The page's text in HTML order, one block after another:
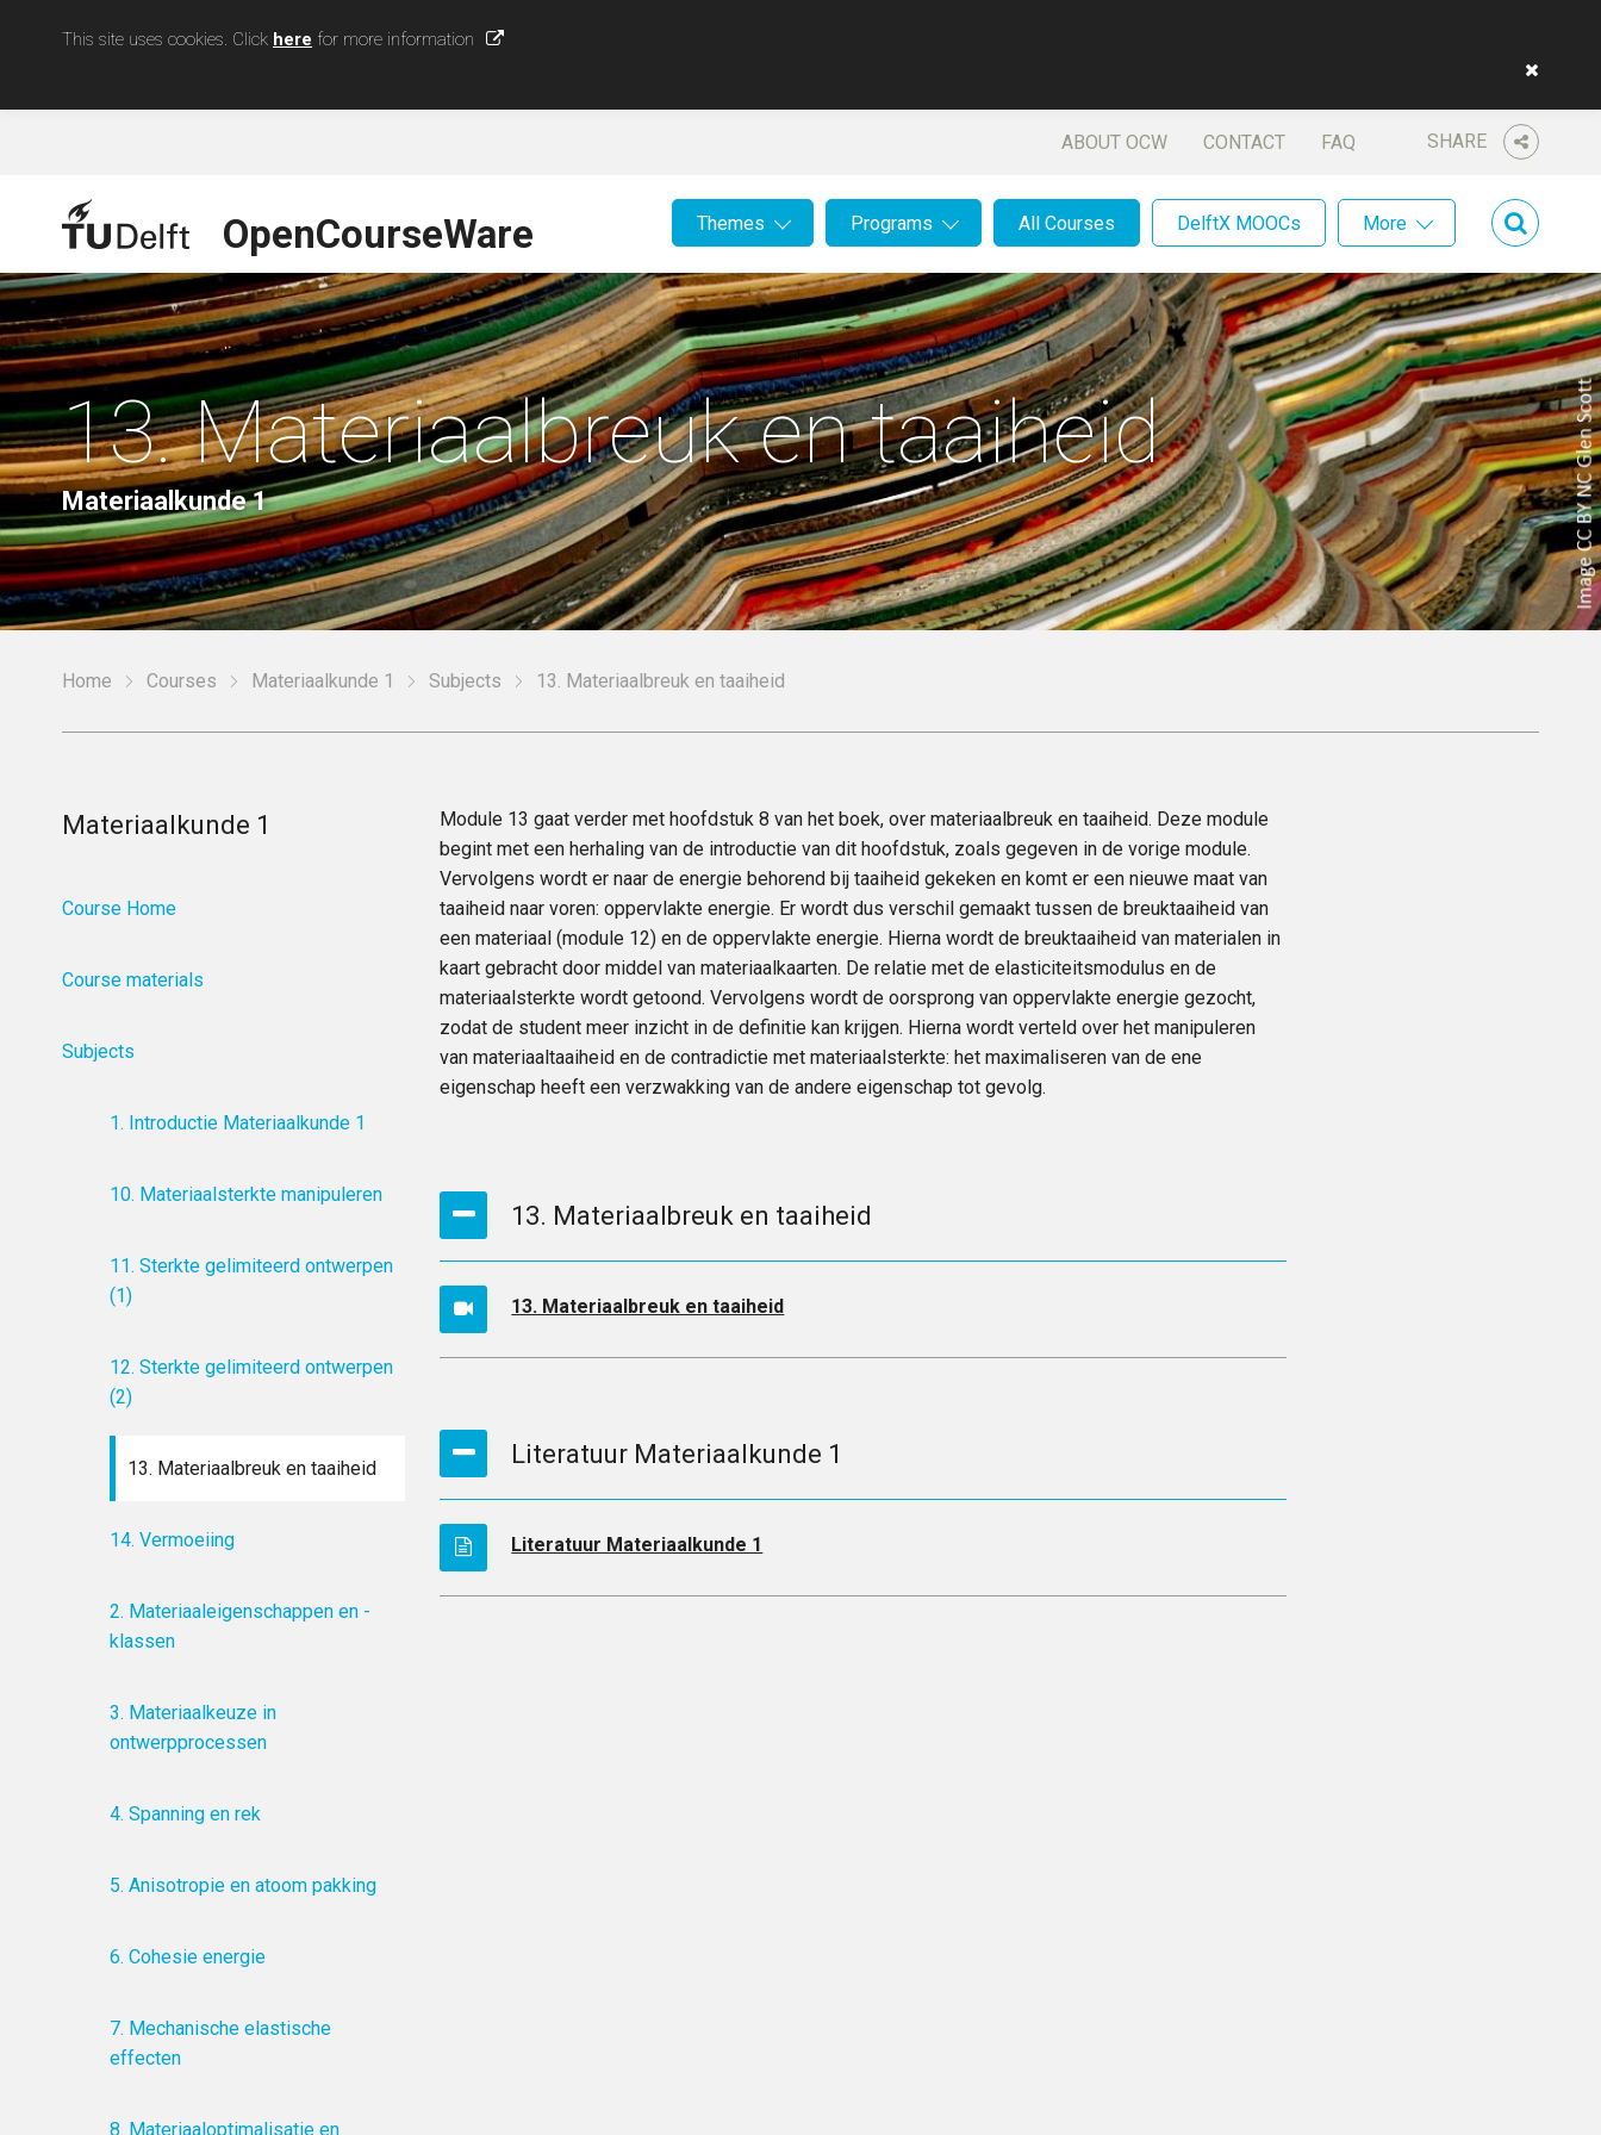
This site uses cookies. Click here for more information
SHARE
ABOUT OCW CONTACT FAQ
OpenCourseWare Themes Programs All Courses DelftX MOOCs More
13. Materiaalbreuk en taaiheid
Materiaalkunde 1
Home Courses Materiaalkunde 1 Subjects 13. Materiaalbreuk en taaiheid
Module 13 gaat verder met hoofdstuk 8 van het boek, over materiaalbreuk en taaiheid. Deze module
begint met een herhaling van de introductie van dit hoofdstuk, zoals gegeven in de vorige module.
Vervolgens wordt er naar de energie behorend bij taaiheid gekeken en komt er een nieuwe maat van
taaiheid naar voren: oppervlakte energie. Er wordt dus verschil gemaakt tussen de breuktaaiheid van
een materiaal (module 12) en de oppervlakte energie. Hierna wordt de breuktaaiheid van materialen in
kaart gebracht door middel van materiaalkaarten. De relatie met de elasticiteitsmodulus en de
materiaalsterkte wordt getoond. Vervolgens wordt de oorsprong van oppervlakte energie gezocht,
zodat de student meer inzicht in de definitie kan krijgen. Hierna wordt verteld over het manipuleren
van materiaaltaaiheid en de contradictie met materiaalsterkte: het maximaliseren van de ene
eigenschap heeft een verzwakking van de andere eigenschap tot gevolg.
13. Materiaalbreuk en taaiheid
13. Materiaalbreuk en taaiheid
Literatuur Materiaalkunde 1
Literatuur Materiaalkunde 1
Materiaalkunde 1
Course Home
Course materials
Subjects
1. Introductie Materiaalkunde 1
10. Materiaalsterkte manipuleren
11. Sterkte gelimiteerd ontwerpen
(1)
12. Sterkte gelimiteerd ontwerpen
(2)
13. Materiaalbreuk en taaiheid
14. Vermoeiing
2. Materiaaleigenschappen en -
klassen
3. Materiaalkeuze in
ontwerpprocessen
4. Spanning en rek
5. Anisotropie en atoom pakking
6. Cohesie energie
7. Mechanische elastische
effecten
8. Materiaaloptimalisatie en